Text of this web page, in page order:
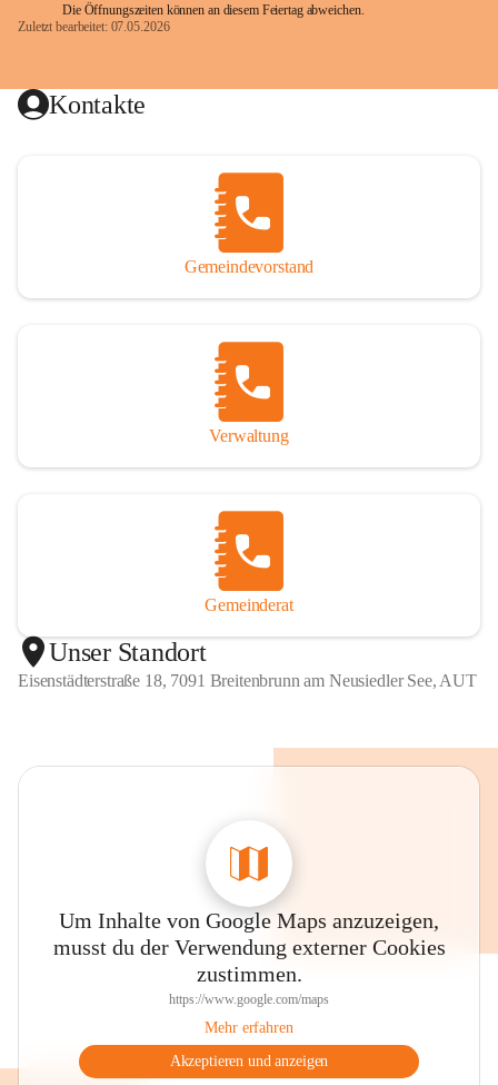
Die Öffnungszeiten können an diesem Feiertag abweichen.
Zuletzt bearbeitet: 07.05.2026
Kontakte
Gemeindevorstand
Verwaltung
Gemeinderat
Unser Standort
Eisenstädterstraße 18, 7091 Breitenbrunn am Neusiedler See, AUT
Um Inhalte von Google Maps anzuzeigen,
musst du der Verwendung externer Cookies
zustimmen.
https://www.google.com/maps
Mehr erfahren
Akzeptieren und anzeigen